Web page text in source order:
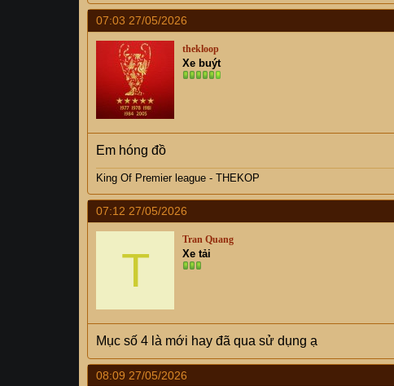
07:03 27/05/2026
thekloop
Xe buýt
Em hóng đồ
King Of Premier league - THEKOP
07:12 27/05/2026
T
Tran Quang
Xe tải
Mục số 4 là mới hay đã qua sử dụng ạ
08:09 27/05/2026